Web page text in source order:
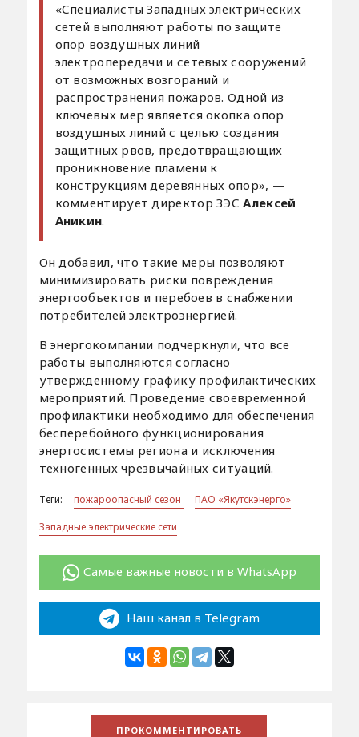
«Специалисты Западных электрических
сетей выполняют работы по защите
опор воздушных линий
электропередачи и сетевых сооружений
от возможных возгораний и
распространения пожаров. Одной из
ключевых мер является окопка опор
воздушных линий с целью создания
защитных рвов, предотвращающих
проникновение пламени к
конструкциям деревянных опор», —
комментирует директор ЗЭСАлексей
Аникин.
Он добавил, что такие меры позволяют
минимизировать риски повреждения
энергообъектов и перебоев в снабжении
потребителей электроэнергией.
В энергокомпании подчеркнули, что все
работы выполняются согласно
утвержденному графику профилактических
мероприятий. Проведение своевременной
профилактики необходимо для обеспечения
бесперебойного функционирования
энергосистемы региона и исключения
техногенных чрезвычайных ситуаций.
Теги: пожароопасный сезон
ПАО «Якутскэнерго»
Западные электрические сети
Самые важные новости в WhatsApp
Наш канал в Telegram